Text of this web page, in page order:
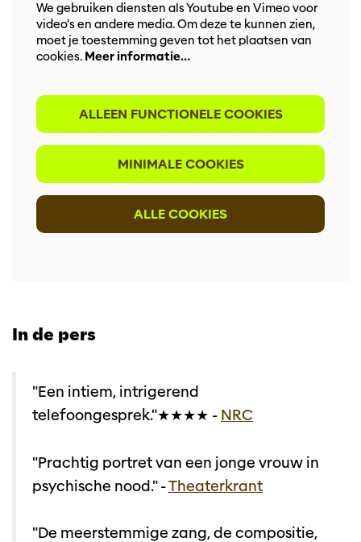
We gebruiken diensten als Youtube en Vimeo voor
video's en andere media. Om deze te kunnen zien,
moet je toestemming geven tot het plaatsen van
cookies. Meer informatie…
ALLEEN FUNCTIONELE COOKIES
MINIMALE COOKIES
ALLE COOKIES
In de pers
"Een intiem, intrigerend
telefoongesprek."★★★★ - NRC
"Prachtig portret van een jonge vrouw in
psychische nood." -Theaterkrant
"De meerstemmige zang, de compositie,